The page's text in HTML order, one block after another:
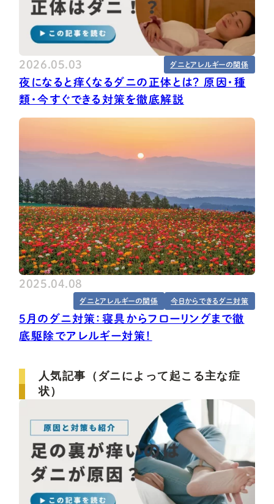
2026.05.03 ダニとアレルギーの関係
夜になると痒くなるダニの正体とは？ 原因・種
類・今すぐできる対策を徹底解説
2025.04.08
ダニとアレルギーの関係 今日からできるダニ対策
5月のダニ対策：寝具からフローリングまで徹
底駆除でアレルギー対策！
人気記事（ダニによって起こる主な症
状）